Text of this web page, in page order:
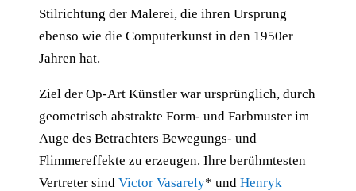
Stilrichtung der Malerei, die ihren Ursprung
ebenso wie die Computerkunst in den 1950er
Jahren hat.
Ziel der Op-Art Künstler war ursprünglich, durch
geometrisch abstrakte Form- und Farbmuster im
Auge des Betrachters Bewegungs- und
Flimmereffekte zu erzeugen. Ihre berühmtesten
Vertreter sind Victor Vasarely* und Henryk